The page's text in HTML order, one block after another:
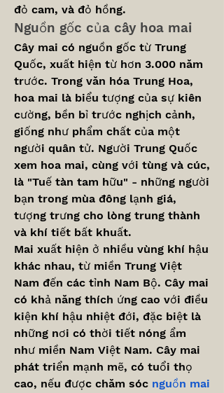
đỏ cam, và đỏ hồng.
Nguồn gốc của cây hoa mai
Cây mai có nguồn gốc từ Trung
Quốc, xuất hiện từ hơn 3.000 năm
trước. Trong văn hóa Trung Hoa,
hoa mai là biểu tượng của sự kiên
cường, bền bỉ trước nghịch cảnh,
giống như phẩm chất của một
người quân tử. Người Trung Quốc
xem hoa mai, cùng với tùng và cúc,
là "Tuế tàn tam hữu" - những người
bạn trong mùa đông lạnh giá,
tượng trưng cho lòng trung thành
và khí tiết bất khuất.
Mai xuất hiện ở nhiều vùng khí hậu
khác nhau, từ miền Trung Việt
Nam đến các tỉnh Nam Bộ. Cây mai
có khả năng thích ứng cao với điều
kiện khí hậu nhiệt đới, đặc biệt là
những nơi có thời tiết nóng ẩm
như miền Nam Việt Nam. Cây mai
phát triển mạnh mẽ, có tuổi thọ
cao, nếu được chăm sóc nguồn mai